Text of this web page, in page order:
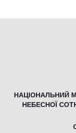
НАЦІОНАЛЬНИЙ
НЕБЕСНОЇ